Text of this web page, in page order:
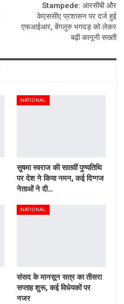
Stampede: आरसीबी और
केएससीए प्रशासन पर दर्ज हुई
एफआईआर, बेंगलुरु भगदड़ को लेकर
बढ़ी कानूनी सख्ती
NATIONAL
सुषमा स्वराज की सातवीं पुण्यतिथि
पर देश ने किया नमन, कई दिग्गज
नेताओं ने दी…
NATIONAL
संसद के मानसून सत्र का तीसरा
सप्ताह शुरू, कई विधेयकों पर
नजर